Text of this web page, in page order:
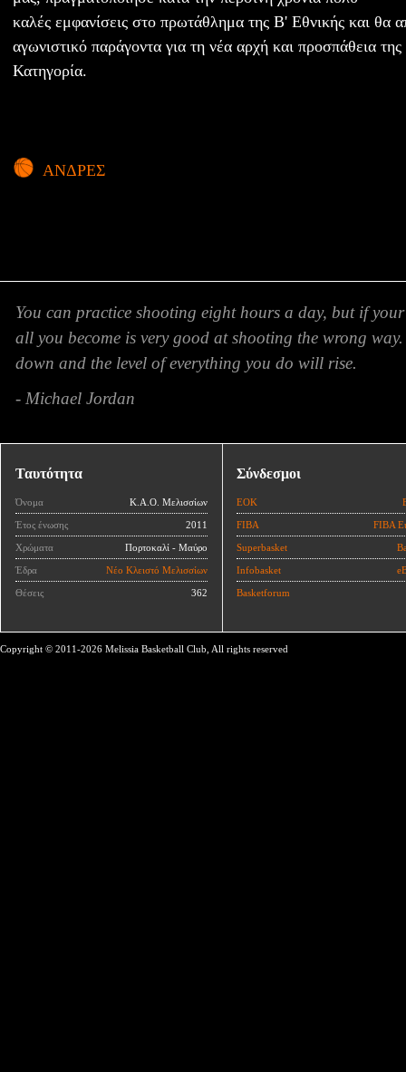
καλές εμφανίσεις στο πρωτάθλημα της Β' Εθνικής και θα
αγωνιστικό παράγοντα για τη νέα αρχή και προσπάθεια
Κατηγορία.
ΑΝΔΡΕΣ
You can practice shooting eight hours a day, but if
all you become is very good at shooting the wrong
down and the level of everything you do will rise.
- Michael Jordan
Ταυτότητα
Όνομα Κ.Α.Ο. Μελισσίων
Έτος ένωσης 2011
Χρώματα Πορτοκαλί - Μαύρο
Έδρα Νέο Κλειστό Μελισσίων
Θέσεις 362
Σύνδεσμοι
ΕΟΚ
FIBA FIBA
Superbasket
Infobasket
Basketforum
Copyright © 2011-2026 Melissia Basketball Club, All rights reserved